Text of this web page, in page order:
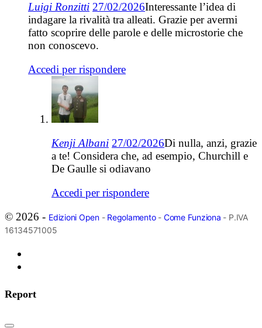
Luigi Ronzitti 27/02/2026Interessante l’idea di
indagare la rivalità tra alleati. Grazie per avermi
fatto scoprire delle parole e delle microstorie che
non conoscevo.
Accedi per rispondere
Kenji Albani 27/02/2026Di nulla, anzi, grazie
a te! Considera che, ad esempio, Churchill e
De Gaulle si odiavano
Accedi per rispondere
© 2026 - Edizioni Open- Regolamento- Come Funziona - P.IVA
16134571005
Report